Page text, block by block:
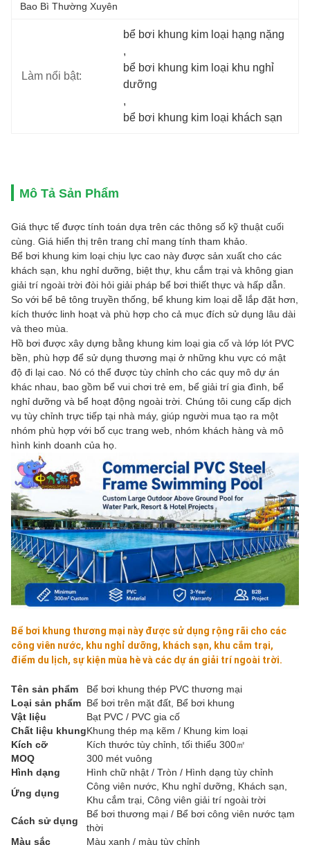
Bao Bì Thường Xuyên
Làm nổi bật:
bể bơi khung kim loại hạng nặng
,
bể bơi khung kim loại khu nghỉ
dưỡng
,
bể bơi khung kim loại khách sạn
Mô Tả Sản Phẩm
Giá thực tế được tính toán dựa trên các thông số kỹ thuật cuối
cùng. Giá hiển thị trên trang chỉ mang tính tham khảo.
Bể bơi khung kim loại chịu lực cao này được sản xuất cho các
khách sạn, khu nghỉ dưỡng, biệt thự, khu cắm trại và không gian
giải trí ngoài trời đòi hỏi giải pháp bể bơi thiết thực và hấp dẫn.
So với bể bê tông truyền thống, bể khung kim loại dễ lắp đặt hơn,
kích thước linh hoạt và phù hợp cho cả mục đích sử dụng lâu dài
và theo mùa.
Hồ bơi được xây dựng bằng khung kim loại gia cố và lớp lót PVC
bền, phù hợp để sử dụng thương mại ở những khu vực có mật
độ đi lại cao. Nó có thể được tùy chỉnh cho các quy mô dự án
khác nhau, bao gồm bể vui chơi trẻ em, bể giải trí gia đình, bể
nghỉ dưỡng và bể hoạt động ngoài trời. Chúng tôi cung cấp dịch
vụ tùy chỉnh trực tiếp tại nhà máy, giúp người mua tạo ra một
nhóm phù hợp với bố cục trang web, nhóm khách hàng và mô
hình kinh doanh của họ.
Bể bơi khung thương mại này được sử dụng rộng rãi cho các
công viên nước, khu nghỉ dưỡng, khách sạn, khu cắm trại,
điểm du lịch, sự kiện mùa hè và các dự án giải trí ngoài trời.
Tên sản phẩm
Bể bơi khung thép PVC thương mại
Loại sản phẩm Bể bơi trên mặt đất, Bể bơi khung
Vật liệu
Bạt PVC / PVC gia cố
Chất liệu khungKhung thép mạ kẽm / Khung kim loại
Kích cỡ
Kích thước tùy chỉnh, tối thiểu 300㎡
MOQ
300 mét vuông
Hình dạng
Hình chữ nhật / Tròn / Hình dạng tùy chỉnh
Ứng dụng
Công viên nước, Khu nghỉ dưỡng, Khách sạn,
Khu cắm trại, Công viên giải trí ngoài trời
Cách sử dụng
Bể bơi thương mại / Bể bơi công viên nước tạm
thời
Màu sắc
Màu xanh / màu tùy chỉnh